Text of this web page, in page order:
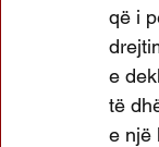
që i
e
të
e një